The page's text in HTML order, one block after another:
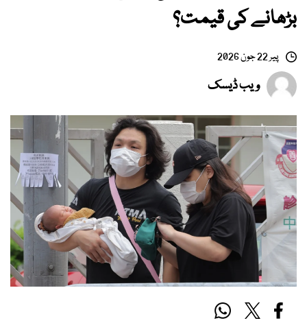
بڑھانے کی قیمت؟
پیر 22 جون 2026
ویب ڈیسک